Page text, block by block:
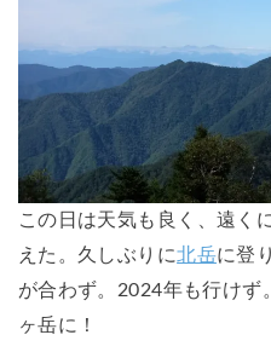
この日は天気も良く、遠く
えた。久しぶりに北岳に登
が合わず。2024年も行けず
ヶ岳に！